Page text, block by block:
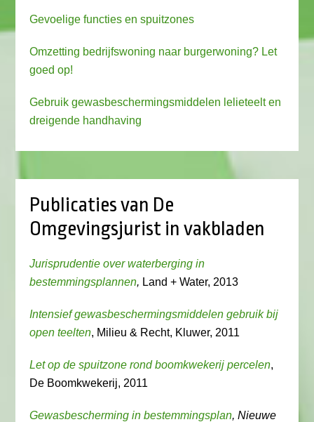
Gevoelige functies en spuitzones
Omzetting bedrijfswoning naar burgerwoning? Let
goed op!
Gebruik gewasbeschermingsmiddelen lelieteelt en
dreigende handhaving
Publicaties van De
Omgevingsjurist in vakbladen
Jurisprudentie over waterberging in
bestemmingsplannen, Land + Water, 2013
Intensief gewasbeschermingsmiddelen gebruik bij
open teelten, Milieu & Recht, Kluwer, 2011
Let op de spuitzone rond boomkwekerij percelen,
De Boomkwekerij, 2011
Gewasbescherming in bestemmingsplan, Nieuwe